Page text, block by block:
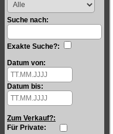
Suche nach:
Exakte Suche?:
Datum von:
Datum bis:
Zum Verkauf?:
Für Private: